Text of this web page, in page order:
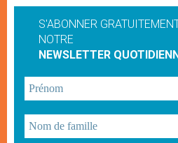
S'ABONNER
NOTRE
NEWSLETTER